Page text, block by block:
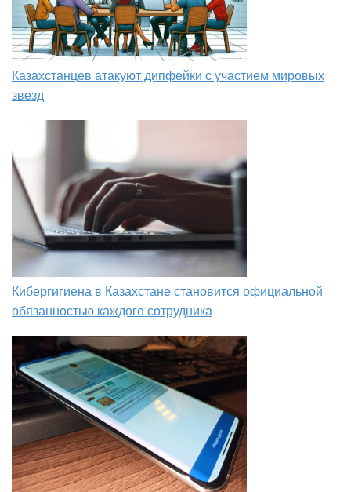
Казахстанцев атакуют дипфейки с участием мировых
звезд
Кибергигиена в Казахстане становится официальной
обязанностью каждого сотрудника